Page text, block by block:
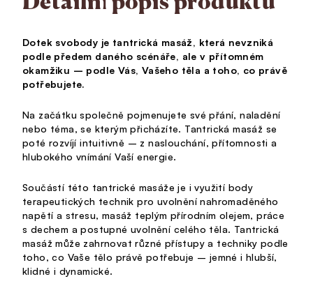
Dotek svobody je tantrická masáž, která nevzniká
podle předem daného scénáře, ale v přítomném
okamžiku – podle Vás, Vašeho těla a toho, co právě
potřebujete.
Na začátku společně pojmenujete své přání, naladění
nebo téma, se kterým přicházíte. Tantrická masáž se
poté rozvíjí intuitivně – z naslouchání, přítomnosti a
hlubokého vnímání Vaší energie.
Součástí této tantrické masáže je i využití body
terapeutických technik pro uvolnění nahromaděného
napětí a stresu, masáž teplým přírodním olejem, práce
s dechem a postupné uvolnění celého těla. Tantrická
masáž může zahrnovat různé přístupy a techniky podle
toho, co Vaše tělo právě potřebuje – jemné i hlubší,
klidné i dynamické.